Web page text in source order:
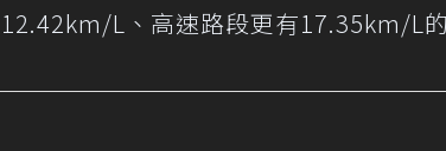
L、高速路段更有17.35km/L